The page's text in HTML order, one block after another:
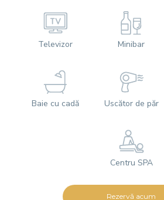
Televizor Minibar
Baie cu cadă Uscător de păr
Centru SPA
Rezervă acum